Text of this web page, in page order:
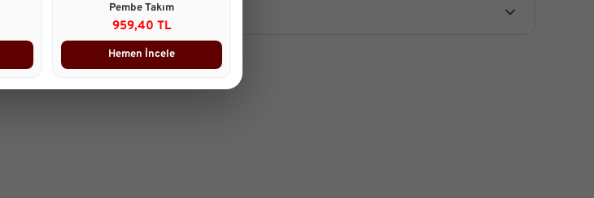
Pembe Takım
959,40 TL
Hemen İncele
Önerileriniz
Bu ürünün fiyat bilgisi, resim, ürün açıklamalarında ve diğer konularda yetersiz
gördüğünüz noktaları öneri formunu kullanarak tarafımıza iletebilirsiniz.
Görüş ve önerileriniz için teşekkür ederiz.